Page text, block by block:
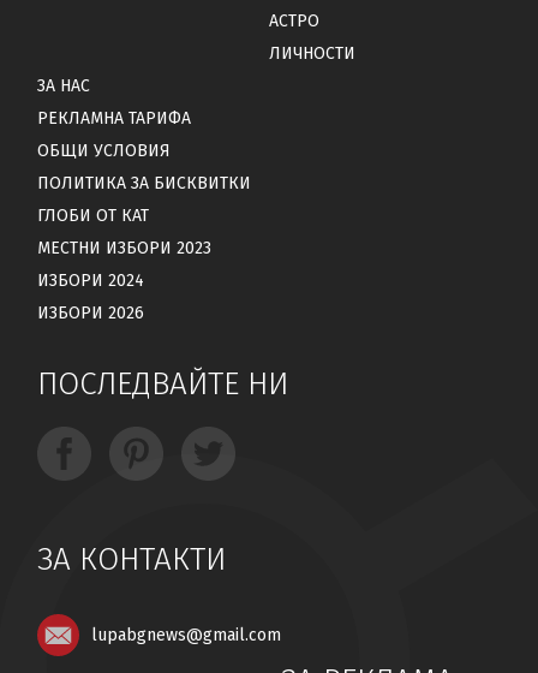
АСТРО
ЛИЧНОСТИ
ЗА НАС
РЕКЛАМНА ТАРИФА
ОБЩИ УСЛОВИЯ
ПОЛИТИКА ЗА БИСКВИТКИ
ГЛОБИ ОТ КАТ
МЕСТНИ ИЗБОРИ 2023
ИЗБОРИ 2024
ИЗБОРИ 2026
ПОСЛЕДВАЙТЕ НИ
ЗА КОНТАКТИ
lupabgnews@gmail.com